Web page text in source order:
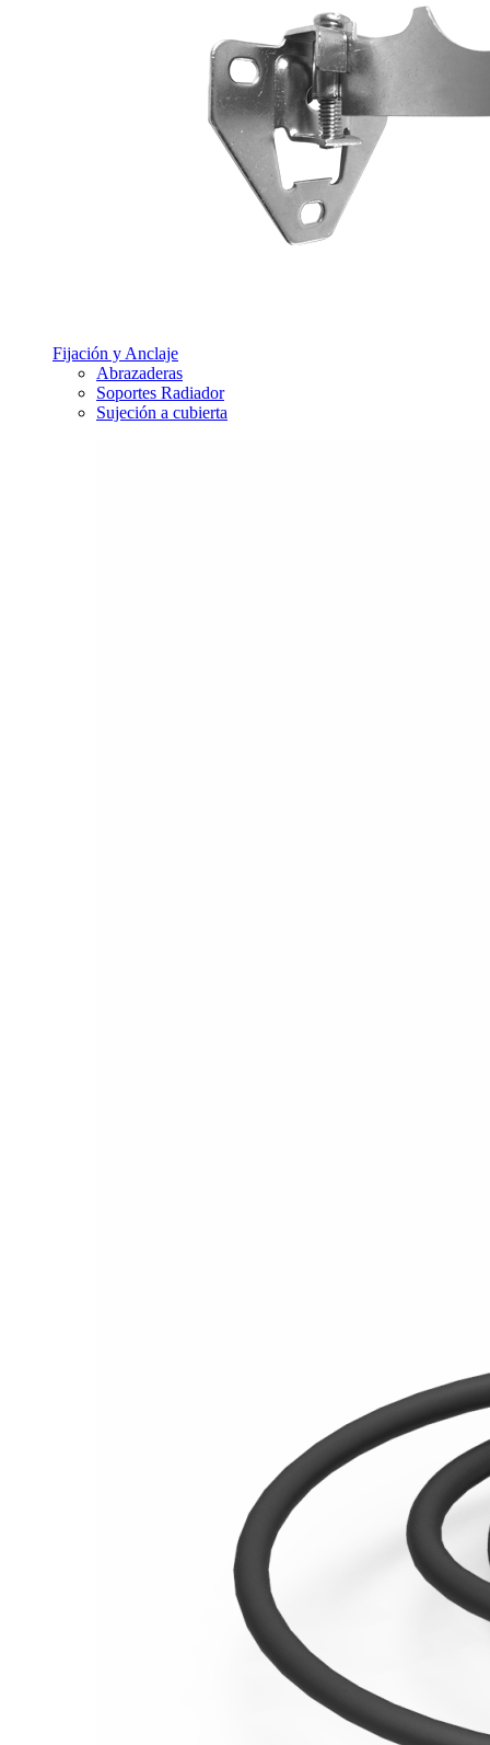
Fijación y Anclaje
Abrazaderas
Soportes Radiador
Sujeción a cubierta